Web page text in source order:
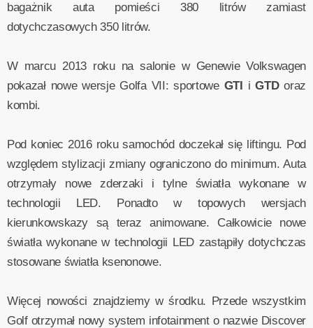
bagażnik auta pomieści 380 litrów zamiast
dotychczasowych 350 litrów.
W marcu 2013 roku na salonie w Genewie Volkswagen
pokazał nowe wersje Golfa VII: sportowe GTI iGTDoraz
kombi.
Pod koniec 2016 roku samochód doczekał się liftingu. Pod
względem stylizacji zmiany ograniczono do minimum. Auta
otrzymały nowe zderzaki i tylne światła wykonane w
technologii LED. Ponadto w topowych wersjach
kierunkowskazy są teraz animowane. Całkowicie nowe
światła wykonane w technologii LED zastąpiły dotychczas
stosowane światła ksenonowe.
Więcej nowości znajdziemy w środku. Przede wszystkim
Golf otrzymał nowy system infotainment o nazwie Discover